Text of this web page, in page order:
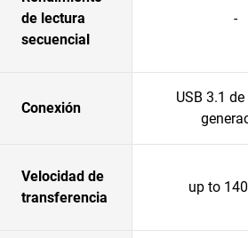
de lectura
secuencial
-
Conexión
USB 3.1
Velocidad de
transferencia
up to